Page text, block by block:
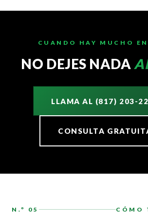
CUANDO HAY MUCHO EN
NO DEJES NADA
LLAMA AL (817) 203-
CONSULTA
N.º 05 CÓMO